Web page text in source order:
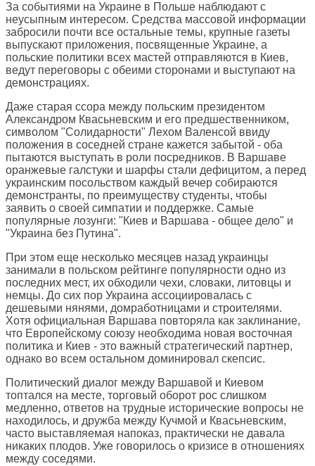
За событиями на Украине в Польше наблюдают с
неусыпным интересом. Средства массовой информации
забросили почти все остальные темы, крупные газеты
выпускают приложения, посвященные Украине, а
польские политики всех мастей отправляются в Киев,
ведут переговоры с обеими сторонами и выступают на
демонстрациях.
Даже старая ссора между польским президентом
Александром Квасьневским и его предшественником,
символом "Солидарности" Лехом Валенсой ввиду
положения в соседней стране кажется забытой - оба
пытаются выступать в роли посредников. В Варшаве
оранжевые галстуки и шарфы стали дефицитом, а перед
украинским посольством каждый вечер собираются
демонстранты, по преимуществу студенты, чтобы
заявить о своей симпатии и поддержке. Самые
популярные лозунги: "Киев и Варшава - общее дело" и
"Украина без Путина".
При этом еще несколько месяцев назад украинцы
занимали в польском рейтинге популярности одно из
последних мест, их обходили чехи, словаки, литовцы и
немцы. До сих пор Украина ассоциировалась с
дешевыми нянями, домработницами и строителями.
Хотя официальная Варшава повторяла как заклинание,
что Европейскому союзу необходима новая восточная
политика и Киев - это важный стратегический партнер,
однако во всем остальном доминировал скепсис.
Политический диалог между Варшавой и Киевом
топтался на месте, торговый оборот рос слишком
медленно, ответов на трудные исторические вопросы не
находилось, и дружба между Кучмой и Квасьневским,
часто выставляемая напоказ, практически не давала
никаких плодов. Уже говорилось о кризисе в отношениях
между соседями.